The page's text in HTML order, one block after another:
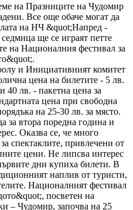
на Празниците на Чудомир
Все още обаче могат да
на НЧ &quot;Напред -
ще се играят петте
на Националния фестивал за
и Инициативният комитет
цена на билетите - 5 лв.
40 лв. - пакетна цена за
цена при свободна
на 25-30 лв. за място.
за втора поредна година и
Оказва се, че много
спектаклите, привлечени от
цени. Не липсва интерес
дни купиха билети. В
наплив от туристи,
Националният фестивал
посветен на
– Чудомир, започва на 25